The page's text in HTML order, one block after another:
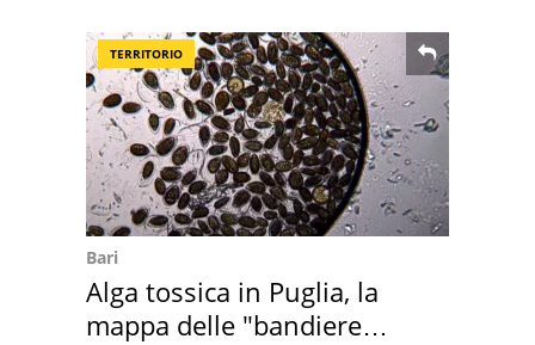
TERRITORIO
Bari
Alga tossica in Puglia, la
mappa delle "bandiere